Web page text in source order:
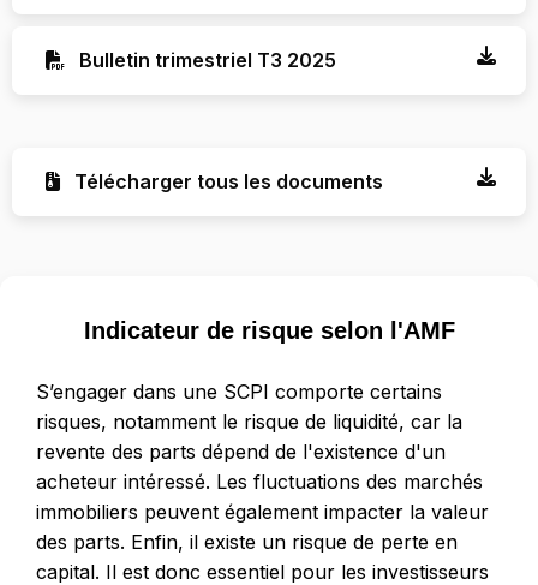
Bulletin trimestriel T3 2025
Télécharger tous les documents
Indicateur de risque selon l'AMF
S’engager dans une SCPI comporte certains
risques, notamment le risque de liquidité, car la
revente des parts dépend de l'existence d'un
acheteur intéressé. Les fluctuations des marchés
immobiliers peuvent également impacter la valeur
des parts. Enfin, il existe un risque de perte en
capital. Il est donc essentiel pour les investisseurs